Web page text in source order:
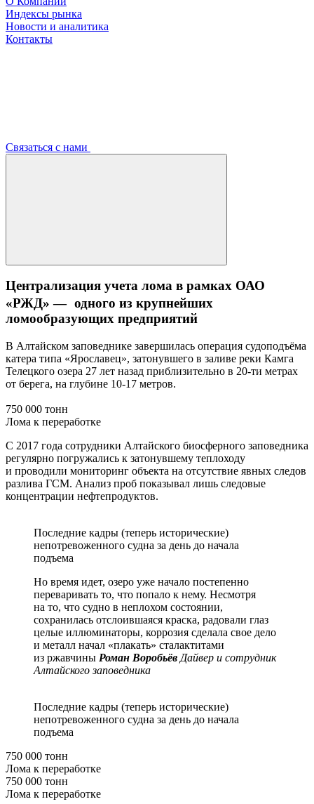
Индексы рынка
Новости и аналитика
Контакты
Связаться с нами
Централизация учета лома в рамках ОАО
«РЖД» — одного из крупнейших
ломообразующих предприятий
В Алтайском заповеднике завершилась операция судоподъёма
катера типа «Ярославец», затонувшего в заливе реки Камга
Телецкого озера 27 лет назад приблизительно в 20-ти метрах
от берега, на глубине 10-17 метров.
750 000 тонн
Лома к переработке
С 2017 года сотрудники Алтайского биосферного заповедника
регулярно погружались к затонувшему теплоходу
и проводили мониторинг объекта на отсутствие явных следов
разлива ГСМ. Анализ проб показывал лишь следовые
концентрации нефтепродуктов.
Последние кадры (теперь исторические)
непотревоженного судна за день до начала
подъема
Но время идет, озеро уже начало постепенно
переваривать то, что попало к нему. Несмотря
на то, что судно в неплохом состоянии,
сохранилась отслоившаяся краска, радовали глаз
целые иллюминаторы, коррозия сделала свое дело
и металл начал «плакать» сталактитами
из ржавчины Роман Воробьёв Дайвер и сотрудник
Алтайского заповедника
Последние кадры (теперь исторические)
непотревоженного судна за день до начала
подъема
750 000 тонн
Лома к переработке
750 000 тонн
Лома к переработке